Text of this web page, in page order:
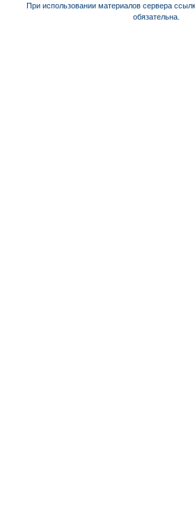
При использовании материалов сервера
обязательна.